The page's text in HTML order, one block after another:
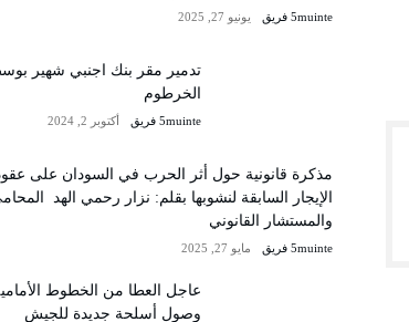
5muinte فريق يونيو 27, 2025
تدمير مقر بنك اجنبي شهير
الخرطوم
5muinte فريق أكتوبر 2, 2024
مذكرة قانونية حول أثر الحرب في السودان على
الإيجار السابقة لنشوبها بقلم: نزار رحمي الهد
والمستشار القانوني
5muinte فريق مايو 27, 2025
عاجل العطا من الخطوط
وصول أسلحة جديدة للجيش